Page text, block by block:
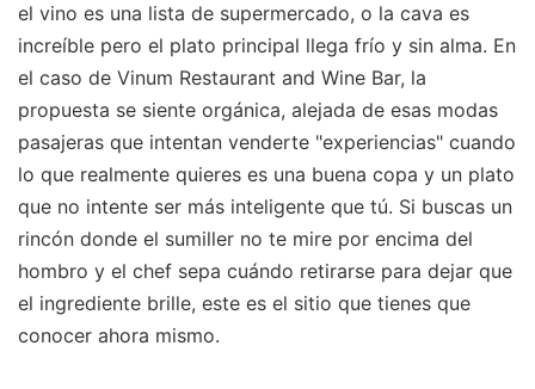
el vino es una lista de supermercado, o la cava es
increíble pero el plato principal llega frío y sin alma. En
el caso de Vinum Restaurant and Wine Bar, la
propuesta se siente orgánica, alejada de esas modas
pasajeras que intentan venderte "experiencias" cuando
lo que realmente quieres es una buena copa y un plato
que no intente ser más inteligente que tú. Si buscas un
rincón donde el sumiller no te mire por encima del
hombro y el chef sepa cuándo retirarse para dejar que
el ingrediente brille, este es el sitio que tienes que
conocer ahora mismo.